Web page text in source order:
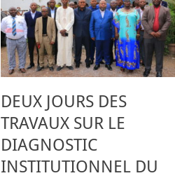
DEUX JOURS DES
TRAVAUX SUR LE
DIAGNOSTIC
INSTITUTIONNEL DU